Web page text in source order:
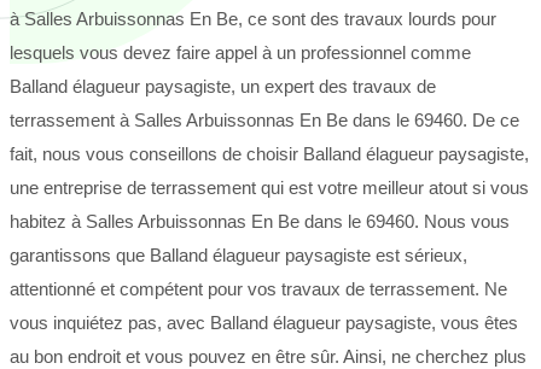
à Salles Arbuissonnas En Be, ce sont des travaux lourds pour
lesquels vous devez faire appel à un professionnel comme
Balland élagueur paysagiste, un expert des travaux de
terrassement à Salles Arbuissonnas En Be dans le 69460. De ce
fait, nous vous conseillons de choisir Balland élagueur paysagiste,
une entreprise de terrassement qui est votre meilleur atout si vous
habitez à Salles Arbuissonnas En Be dans le 69460. Nous vous
garantissons que Balland élagueur paysagiste est sérieux,
attentionné et compétent pour vos travaux de terrassement. Ne
vous inquiétez pas, avec Balland élagueur paysagiste, vous êtes
au bon endroit et vous pouvez en être sûr. Ainsi, ne cherchez plus